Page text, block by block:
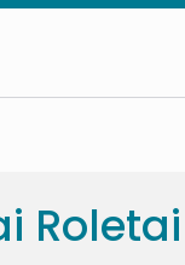
Roletai